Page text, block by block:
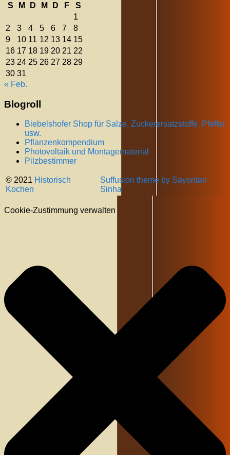
S
M D M D F
S
1
2
3 4 5 6 7
8
9
10 11 12 13 14 15
16 17 18 19 20 21 22
23 24 25 26 27 28 29
30 31
« Feb.
Blogroll
Biebelshofer Shop für Salze, Zuckerersatzstoffe, Pfeffer
usw.
Pflanzenkompendium
Photovoltaik und Montagematerial
Pilzbestimmer
© 2021 Historisch
Kochen
Suffusion theme by Sayontan
Sinha
Cookie-Zustimmung verwalten